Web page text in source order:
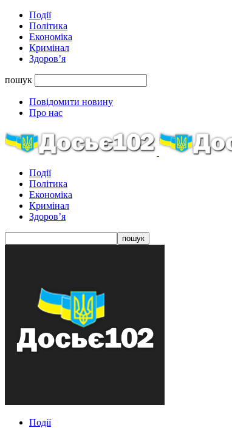
Події
Політика
Економіка
Кримінал
Здоров’я
пошук
Повідомити новину
Про нас
Події
Політика
Економіка
Кримінал
Здоров’я
Події